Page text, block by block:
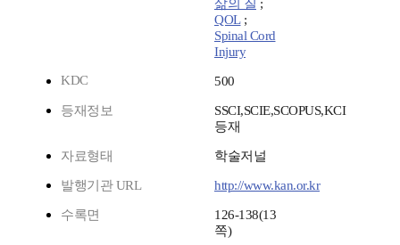
삶의 질 ;
QOL;
Spinal Cord
Injury
KDC
500
등재정보
SSCI,SCIE,SCOPUS,KCI
등재
자료형태 학술저널
발행기관 URL http://www.kan.or.kr
수록면
126-138(13
쪽)